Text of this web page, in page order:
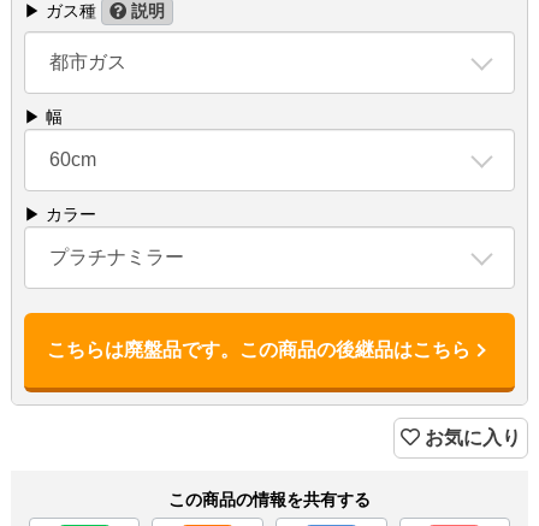
▶ ガス種 説明
都市ガス
▶ 幅
60cm
▶ カラー
プラチナミラー
こちらは廃盤品です。この商品の後継品はこちら
お気に入り
この商品の情報を共有する